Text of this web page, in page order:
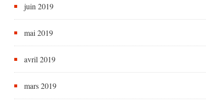
juin 2019
mai 2019
avril 2019
mars 2019